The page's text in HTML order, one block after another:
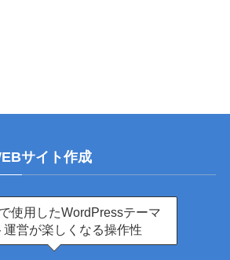
サイト作成
使用したWordPressテーマ
運営が楽しくなる操作性